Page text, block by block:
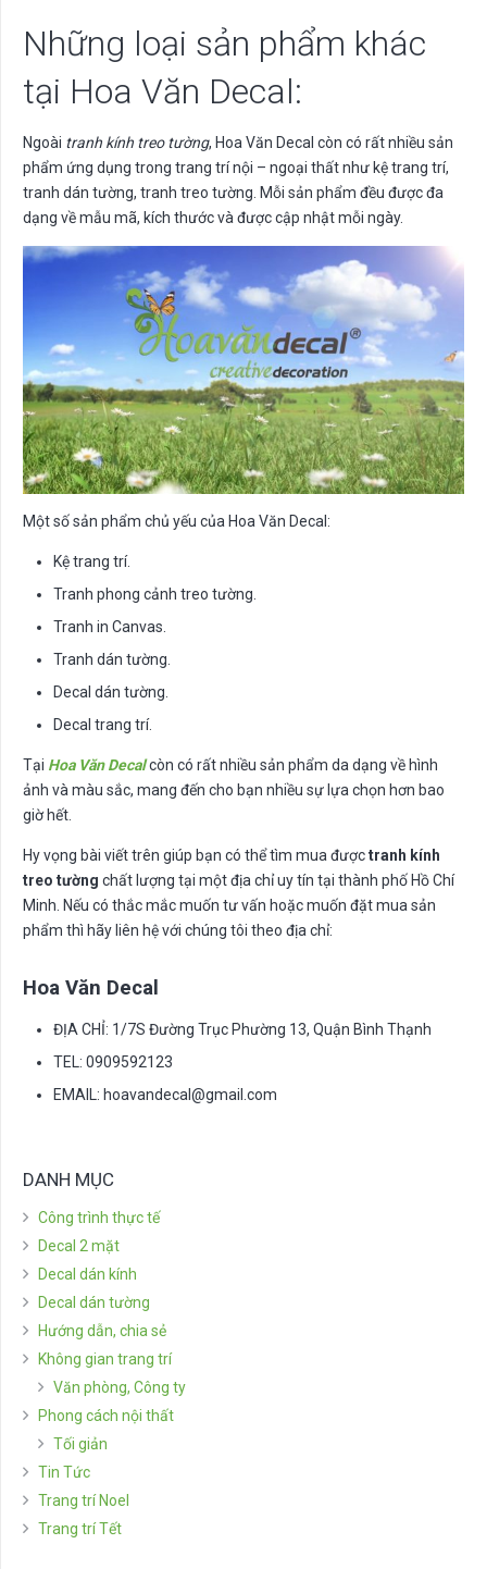
Những loại sản phẩm khác
tại Hoa Văn Decal:
Ngoài tranh kính treo tường, Hoa Văn Decal còn có rất nhiều sản
phẩm ứng dụng trong trang trí nội – ngoại thất như kệ trang trí,
tranh dán tường, tranh treo tường. Mỗi sản phẩm đều được đa
dạng về mẫu mã, kích thước và được cập nhật mỗi ngày.
Một số sản phẩm chủ yếu của Hoa Văn Decal:
Kệ trang trí.
Tranh phong cảnh treo tường.
Tranh in Canvas.
Tranh dán tường.
Decal dán tường.
Decal trang trí.
Tại Hoa Văn Decalcòn có rất nhiều sản phẩm da dạng về hình
ảnh và màu sắc, mang đến cho bạn nhiều sự lựa chọn hơn bao
giờ hết.
Hy vọng bài viết trên giúp bạn có thể tìm mua đượctranh kính
treo tường chất lượng tại một địa chỉ uy tín tại thành phố Hồ Chí
Minh. Nếu có thắc mắc muốn tư vấn hoặc muốn đặt mua sản
phẩm thì hãy liên hệ với chúng tôi theo địa chỉ:
Hoa Văn Decal
ĐỊA CHỈ: 1/7S Đường Trục Phường 13, Quận Bình Thạnh
TEL: 0909592123
EMAIL: hoavandecal@gmail.com
DANH MỤC
Công trình thực tế
Decal 2 mặt
Decal dán kính
Decal dán tường
Hướng dẫn, chia sẻ
Không gian trang trí
Văn phòng, Công ty
Phong cách nội thất
Tối giản
Tin Tức
Trang trí Noel
Trang trí Tết